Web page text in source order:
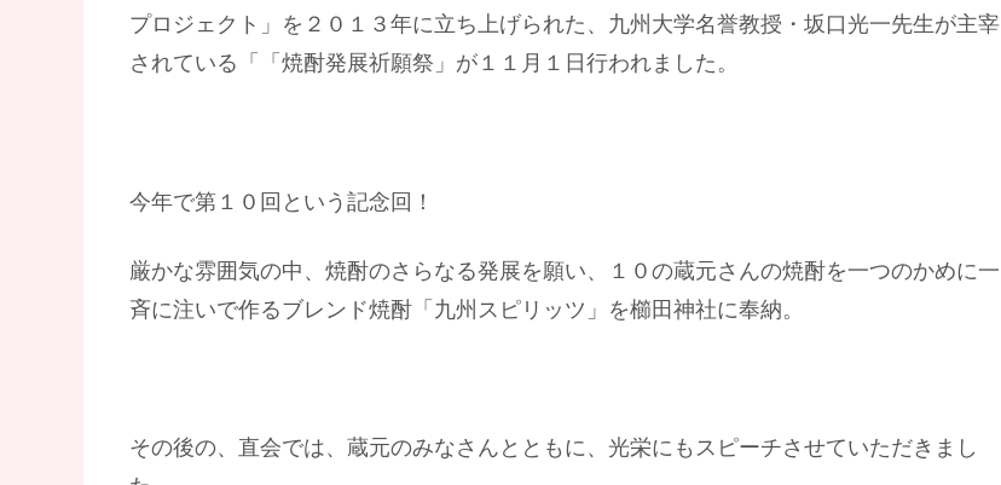
プロジェクト」を２０１３年に立ち上げられた、九州大学名誉教授・坂口光一先生が主宰
されている「「焼酎発展祈願祭」が１１月１日行われました。
今年で第１０回という記念回！
厳かな雰囲気の中、焼酎のさらなる発展を願い、１０の蔵元さんの焼酎を一つのかめに一
斉に注いで作るブレンド焼酎「九州スピリッツ」を櫛田神社に奉納。
その後の、直会では、蔵元のみなさんとともに、光栄にもスピーチさせていただきまし